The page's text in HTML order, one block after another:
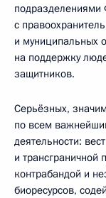
с
и муниципальных
на поддержку
защитников.
Серьёзных,
по всем
деятельности:
и трансграничной
контрабандой и
биоресурсов,